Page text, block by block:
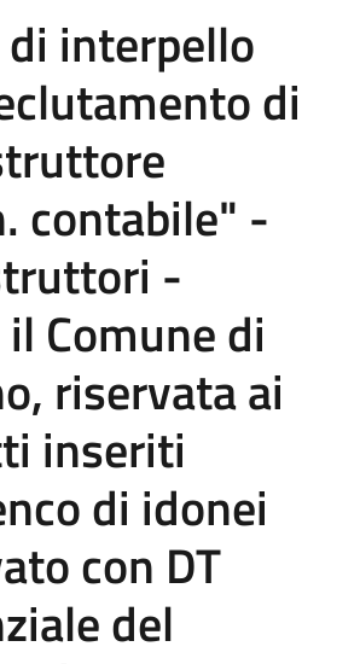
interpello
di
contabile" -
-
Comune di
riservata ai
inseriti
di idonei
con DT
del